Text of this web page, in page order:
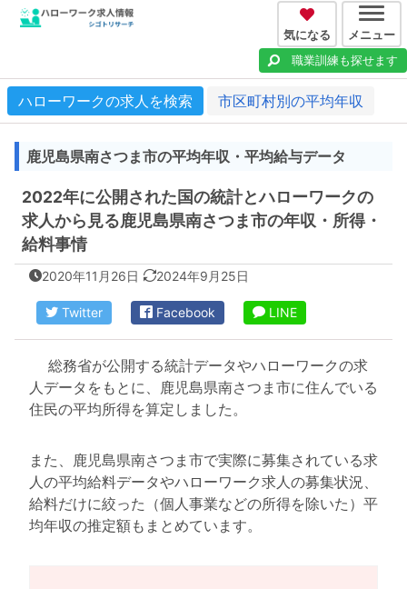
気になる メニュー
職業訓練も探せます
ハローワークの求人を検索 市区町村別の平均年収
鹿児島県南さつま市の平均年収・平均給与データ
2022年に公開された国の統計とハローワークの
求人から見る鹿児島県南さつま市の年収・所得・
給料事情
2020年11月26日 2024年9月25日
Twitter Facebook LINE
総務省が公開する統計データやハローワークの求
人データをもとに、鹿児島県南さつま市に住んでいる
住民の平均所得を算定しました。
また、鹿児島県南さつま市で実際に募集されている求
人の平均給料データやハローワーク求人の募集状況、
給料だけに絞った（個人事業などの所得を除いた）平
均年収の推定額もまとめています。